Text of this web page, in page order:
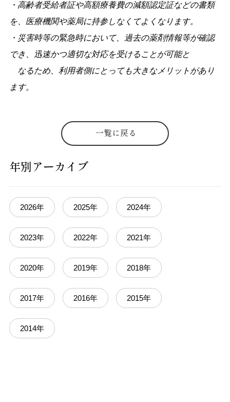
・高齢者受給者証や高額療養費の減額認定証などの書類
を、医療機関や薬局に持参しなくてよくなります。
・災害時等の緊急時において、過去の薬剤情報等が確認
でき、迅速かつ適切な対応を受けることが可能と
なるため、利用者側にとっても大きなメリットがあり
ます。
一覧に戻る
年別アーカイブ
2026年 2025年 2024年
2023年 2022年 2021年
2020年 2019年 2018年
2017年 2016年 2015年
2014年